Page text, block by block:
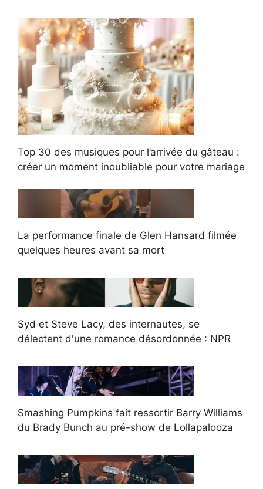
Top 30 des musiques pour l’arrivée du gâteau :
créer un moment inoubliable pour votre mariage
La performance finale de Glen Hansard filmée
quelques heures avant sa mort
Syd et Steve Lacy, des internautes, se
délectent d'une romance désordonnée : NPR
Smashing Pumpkins fait ressortir Barry Williams
du Brady Bunch au pré-show de Lollapalooza